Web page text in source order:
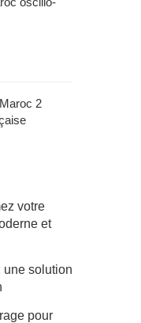
est :
2
votre
et
une solution
pour